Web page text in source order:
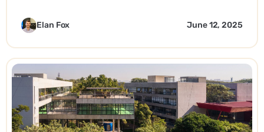
Elan Fox June 12, 2025